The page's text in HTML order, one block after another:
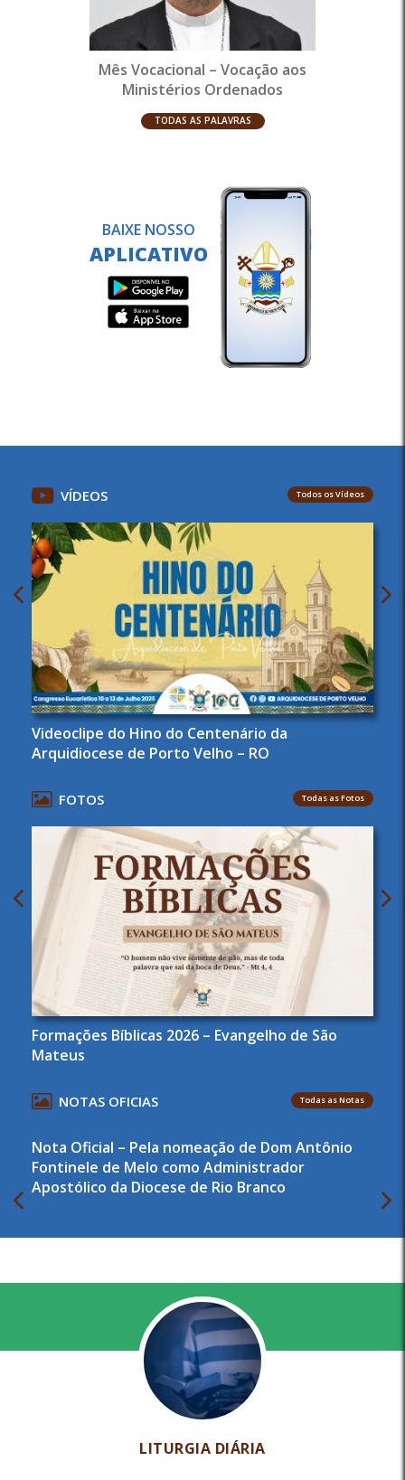
Mês Vocacional – Vocação aos
Ministérios Ordenados
TODAS AS PALAVRAS
BAIXE NOSSO
APLICATIVO
VÍDEOS Todos os Vídeos
Videoclipe do Hino do Centenário da
Arquidiocese de Porto Velho – RO
FOTOS Todas as Fotos
Formações Bíblicas 2026 – Evangelho de São
Mateus
NOTAS OFICIAS Todas as Notas
Nota Oficial – Pela nomeação de Dom Antônio
Fontinele de Melo como Administrador
Apostólico da Diocese de Rio Branco
LITURGIA DIÁRIA